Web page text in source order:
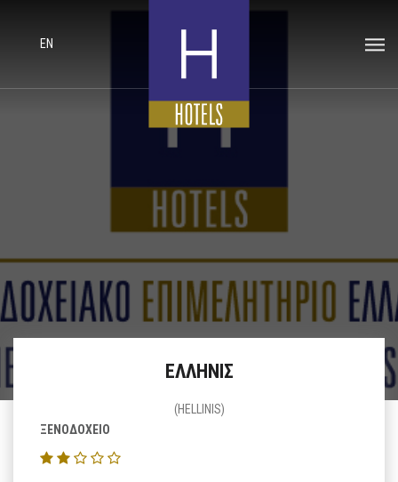
EN
ΕΛΛΗΝΙΣ
(HELLINIS)
ΞΕΝΟΔΟΧΕΙΟ